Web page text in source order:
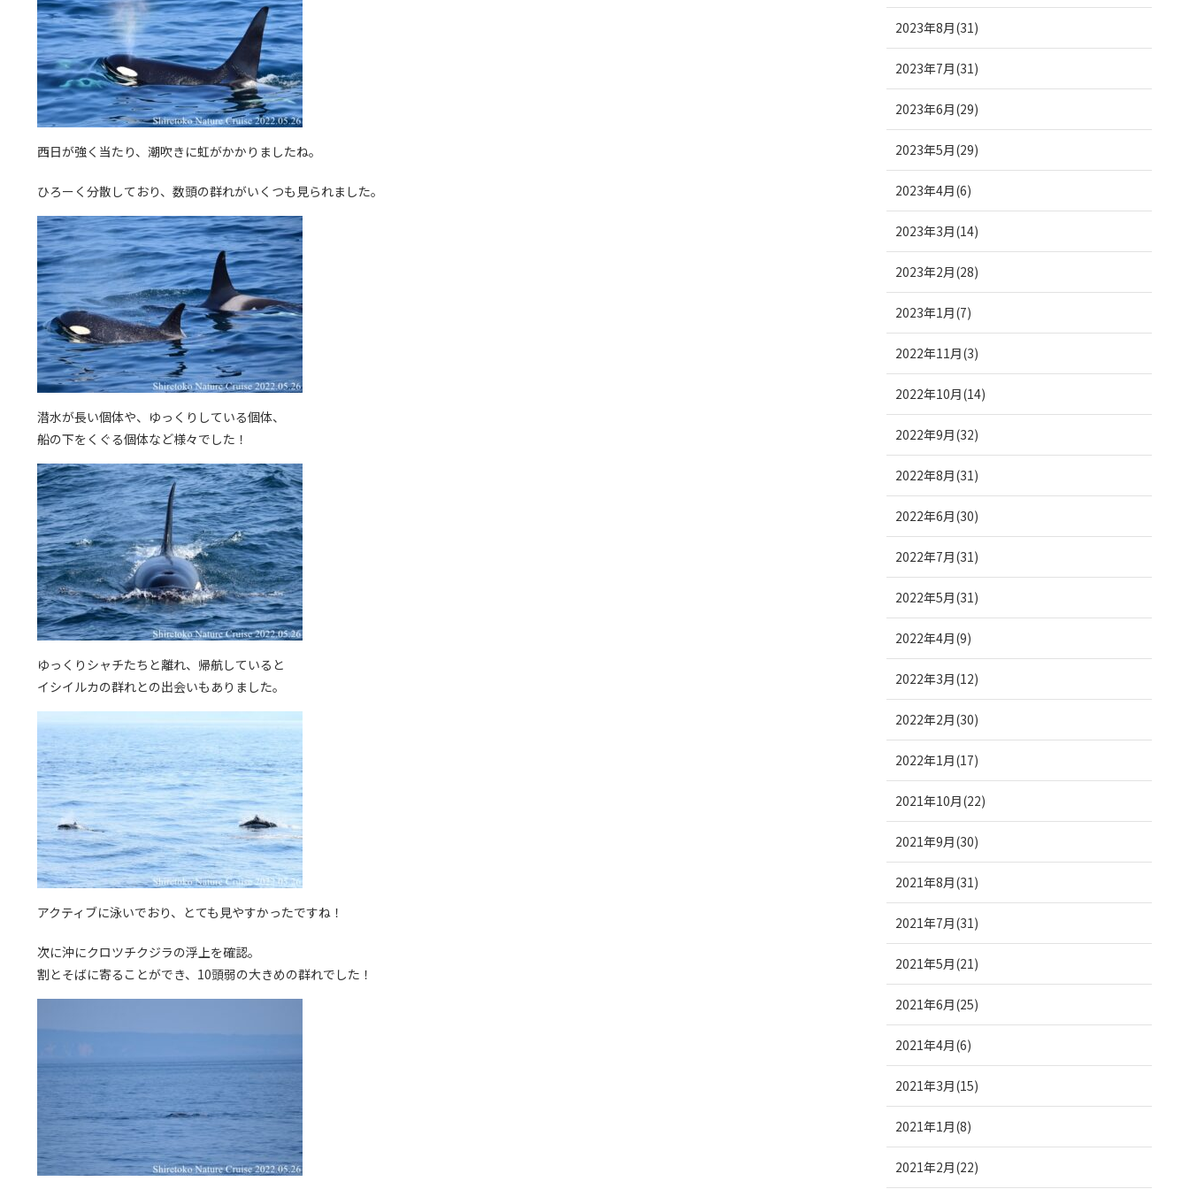
西日が強く当たり、潮吹きに虹がかかりましたね。
ひろーく分散しており、数頭の群れがいくつも見られました。
潜水が長い個体や、ゆっくりしている個体、
船の下をくぐる個体など様々でした！
ゆっくりシャチたちと離れ、帰航していると
イシイルカの群れとの出会いもありました。
アクティブに泳いでおり、とても見やすかったですね！
次に沖にクロツチクジラの浮上を確認。
割とそばに寄ることができ、10頭弱の大きめの群れでした！
2023年8月(31)
2023年7月(31)
2023年6月(29)
2023年5月(29)
2023年4月(6)
2023年3月(14)
2023年2月(28)
2023年1月(7)
2022年11月(3)
2022年10月(14)
2022年9月(32)
2022年8月(31)
2022年6月(30)
2022年7月(31)
2022年5月(31)
2022年4月(9)
2022年3月(12)
2022年2月(30)
2022年1月(17)
2021年10月(22)
2021年9月(30)
2021年8月(31)
2021年7月(31)
2021年5月(21)
2021年6月(25)
2021年4月(6)
2021年3月(15)
2021年1月(8)
2021年2月(22)